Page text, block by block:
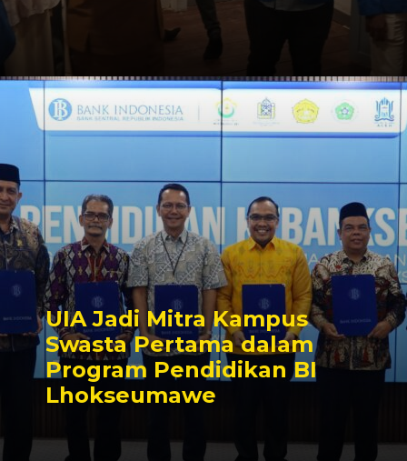
UIA Jadi Mitra Kampus
Swasta Pertama dalam
Program Pendidikan BI
Lhokseumawe